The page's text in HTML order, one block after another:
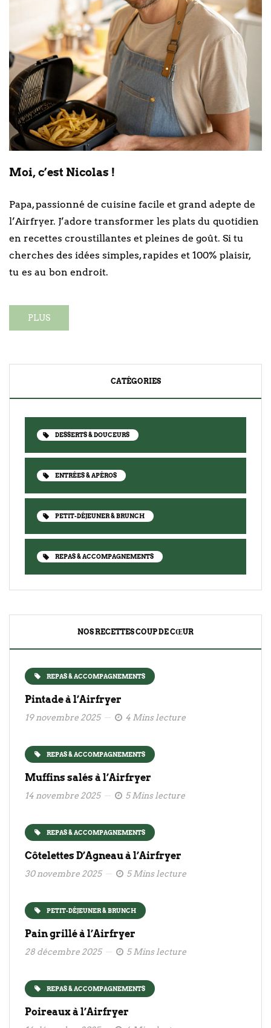
Moi, c’est Nicolas !
Papa, passionné de cuisine facile et grand adepte de
l’Airfryer. J’adore transformer les plats du quotidien
en recettes croustillantes et pleines de goût. Si tu
cherches des idées simples, rapides et 100% plaisir,
tu es au bon endroit.
PLUS
CATÉGORIES
DESSERTS & DOUCEURS
ENTRÉES & APÉROS
PETIT-DÉJEUNER & BRUNCH
REPAS & ACCOMPAGNEMENTS
NOS RECETTES COUP DE CŒUR
REPAS & ACCOMPAGNEMENTS
Pintade à l’Airfryer
19 novembre 2025 4 Mins lecture
REPAS & ACCOMPAGNEMENTS
Muffins salés à l’Airfryer
14 novembre 2025 5 Mins lecture
REPAS & ACCOMPAGNEMENTS
Côtelettes D’Agneau à l’Airfryer
30 novembre 2025 5 Mins lecture
PETIT-DÉJEUNER & BRUNCH
Pain grillé à l’Airfryer
28 décembre 2025 5 Mins lecture
REPAS & ACCOMPAGNEMENTS
Poireaux à l’Airfryer